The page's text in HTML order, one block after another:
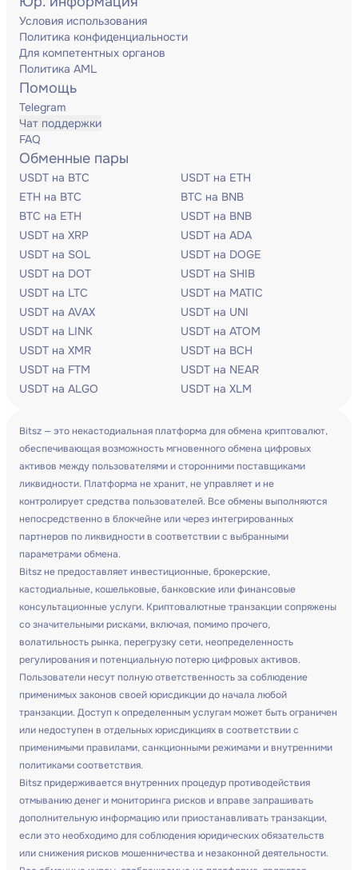
Условия использования
Политика конфиденциальности
Для компетентных органов
Политика AML
Помощь
Telegram
Чат поддержки
FAQ
Обменные пары
USDT на BTC
USDT на ETH
ETH на BTC
BTC на BNB
BTC на ETH
USDT на BNB
USDT на XRP
USDT на ADA
USDT на SOL
USDT на DOGE
USDT на DOT
USDT на SHIB
USDT на LTC
USDT на MATIC
USDT на AVAX
USDT на UNI
USDT на LINK
USDT на ATOM
USDT на XMR
USDT на BCH
USDT на FTM
USDT на NEAR
USDT на ALGO
USDT на XLM
Bitsz — это некастодиальная платформа для обмена криптовалют,
обеспечивающая возможность мгновенного обмена цифровых
активов между пользователями и сторонними поставщиками
ликвидности. Платформа не хранит, не управляет и не
контролирует средства пользователей. Все обмены выполняются
непосредственно в блокчейне или через интегрированных
партнеров по ликвидности в соответствии с выбранными
параметрами обмена.
Bitsz не предоставляет инвестиционные, брокерские,
кастодиальные, кошельковые, банковские или финансовые
консультационные услуги. Криптовалютные транзакции сопряжены
со значительными рисками, включая, помимо прочего,
волатильность рынка, перегрузку сети, неопределенность
регулирования и потенциальную потерю цифровых активов.
Пользователи несут полную ответственность за соблюдение
применимых законов своей юрисдикции до начала любой
транзакции. Доступ к определенным услугам может быть ограничен
или недоступен в отдельных юрисдикциях в соответствии с
применимыми правилами, санкционными режимами и внутренними
политиками соответствия.
Bitsz придерживается внутренних процедур противодействия
отмыванию денег и мониторинга рисков и вправе запрашивать
дополнительную информацию или приостанавливать транзакции,
если это необходимо для соблюдения юридических обязательств
или снижения рисков мошенничества и незаконной деятельности.